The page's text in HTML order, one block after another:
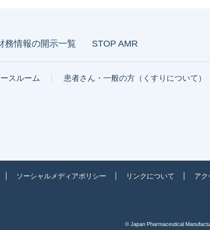
務情報の開示一覧 STOP AMR
スルーム 患者さん・一般の方（くすりについて）
ソーシャルメディアポリシー リンクについて アク
© Japan Pharmaceutical